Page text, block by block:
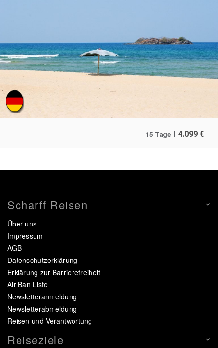
15 Tage 4.099 €
Scharff Reisen
Über uns
Impressum
AGB
Datenschutzerklärung
Erklärung zur Barrierefreiheit
Air Ban Liste
Newsletteranmeldung
Newsletterabmeldung
Reisen und Verantwortung
Reiseziele